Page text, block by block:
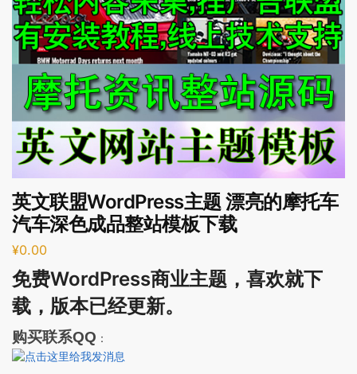
英文联盟WordPress主题 漂亮的摩托车
汽车深色成品整站模板下载
¥0.00
免费WordPress商业主题，喜欢就下
载， 版本已经更新。
购买联系QQ ：